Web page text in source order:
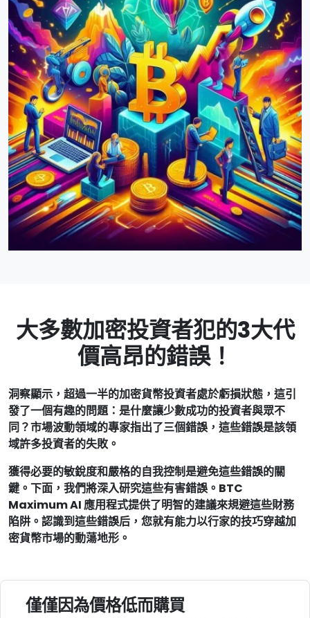
大多數加密投資者犯的3大代
價高昂的錯誤！
洞察顯示，超過一半的加密貨幣投資者處於虧損狀態，這引
發了一個有趣的問題：是什麼讓少數成功的投資者與眾不
同？市場波動領域的專家指出了三個錯誤，這些錯誤是該領
域許多投資者的失敗。
獲得必要的敏銳度和嚴格的自我控制是避免這些錯誤的關
鍵。下面，我們將深入研究這些有害錯誤。BTC
Maximum AI 應用程式提供了明智的建議來規避這些財務
陷阱。認識到這些錯誤后，您就有能力以行家的技巧穿越加
密貨幣市場的動蕩地形。
僅僅因為價格低而購買